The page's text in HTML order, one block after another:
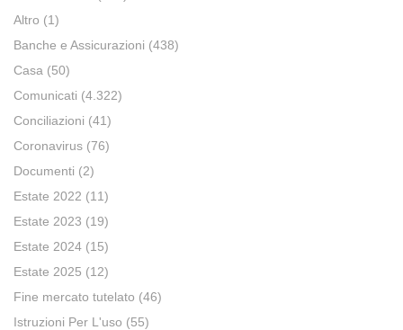
Altro (1)
Banche e Assicurazioni (438)
Casa (50)
Comunicati (4.322)
Conciliazioni (41)
Coronavirus (76)
Documenti (2)
Estate 2022 (11)
Estate 2023 (19)
Estate 2024 (15)
Estate 2025 (12)
Fine mercato tutelato (46)
Istruzioni Per L'uso (55)